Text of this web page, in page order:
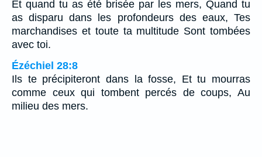
Et quand tu as été brisée par les mers, Quand tu
as disparu dans les profondeurs des eaux, Tes
marchandises et toute ta multitude Sont tombées
avec toi.
Ézéchiel 28:8
Ils te précipiteront dans la fosse, Et tu mourras
comme ceux qui tombent percés de coups, Au
milieu des mers.